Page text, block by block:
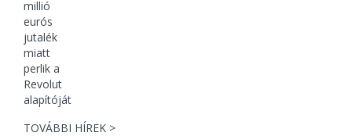
TOVÁBBI HÍREK >